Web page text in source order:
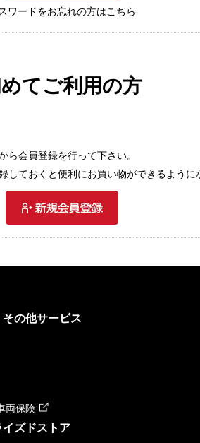
ワードをお忘れの方はこちら
てご利用の方
ら会員登録を行って下さい。
しておくと便利にお買い物ができるように
の他サービス
両保険
イズドストア